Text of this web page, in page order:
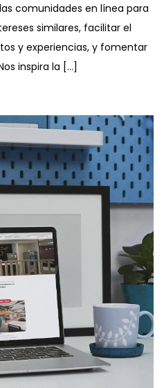
comunidades en línea para
similares, facilitar el
y experiencias, y fomentar
inspira la […]